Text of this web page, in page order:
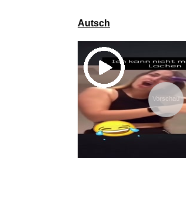
Autsch
Vorschau